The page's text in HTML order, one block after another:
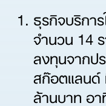
ธุรกิจบริกา
จำนวน 14
ลงทุนจากป
สก๊อตแลนด์
ล้านบาท อา